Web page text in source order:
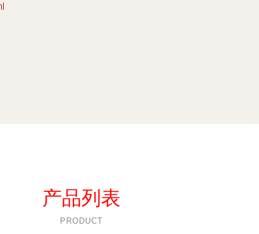
产品列表
PRODUCT